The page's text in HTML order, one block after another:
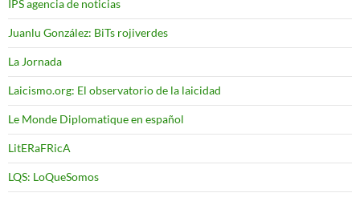
IPS agencia de noticias
Juanlu González: BiTs rojiverdes
La Jornada
Laicismo.org: El observatorio de la laicidad
Le Monde Diplomatique en español
LitERaFRicA
LQS: LoQueSomos